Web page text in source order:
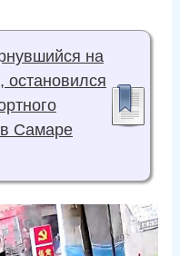
на
остановился
Самаре